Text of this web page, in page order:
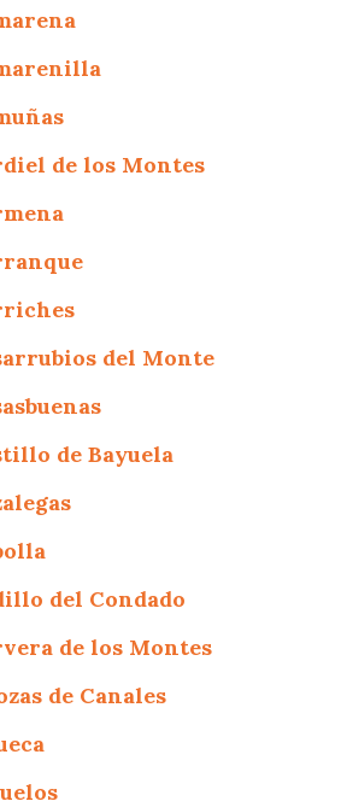
de los Montes
del Monte
de Bayuela
del Condado
de los Montes
de Canales